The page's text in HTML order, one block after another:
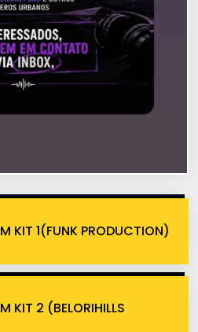
KIT 1(FUNK PRODUCTION)
KIT 2 (BELORIHILLS